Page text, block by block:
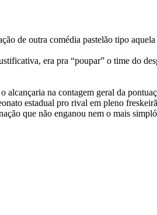
de outra comédia pastelão tipo
era pra “poupar” o time do
na contagem geral da
estadual pro rival em pleno
que não enganou nem o mais